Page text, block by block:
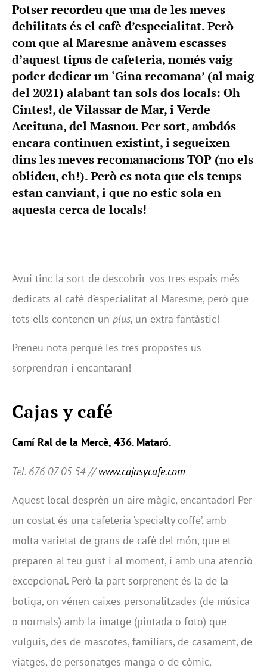
Potser recordeu que una de les meves
debilitats és el cafè d’especialitat. Però
com que al Maresme anàvem escasses
d’aquest tipus de cafeteria, només vaig
poder dedicar un ‘Gina recomana’ (al maig
del 2021) alabant tan sols dos locals: Oh
Cintes!, de Vilassar de Mar, i Verde
Aceituna, del Masnou. Per sort, ambdós
encara continuen existint, i segueixen
dins les meves recomanacions TOP (no els
oblideu, eh!). Però es nota que els temps
estan canviant, i que no estic sola en
aquesta cerca de locals!
Avui tinc la sort de descobrir-vos tres espais més
dedicats al cafè d’especialitat al Maresme, però que
tots ells contenen un plus, un extra fantàstic!
Preneu nota perquè les tres propostes us
sorprendran i encantaran!
Cajas y café
Camí Ral de la Mercè, 436. Mataró.
Tel. 676 07 05 54 //www.cajasycafe.com
Aquest local desprèn un aire màgic, encantador! Per
un costat és una cafeteria ‘specialty coffe’, amb
molta varietat de grans de cafè del món, que et
preparen al teu gust i al moment, i amb una atenció
excepcional. Però la part sorprenent és la de la
botiga, on vénen caixes personalitzades (de música
o normals) amb la imatge (pintada o foto) que
vulguis, des de mascotes, familiars, de casament, de
viatges, de personatges manga o de còmic,